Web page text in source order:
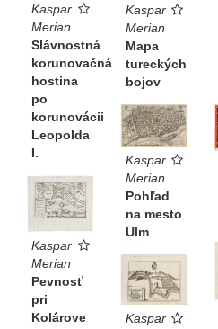
Kaspar
Merian
Slávnostná
korunovačná
hostina
po
korunovácii
Leopolda
I.
Kaspar
Merian
Mapa
tureckých
bojov
Kaspar
Merian
Pohľad
na mesto
Ulm
Kaspar
Merian
Pevnosť
pri
Kolárove
Kaspar